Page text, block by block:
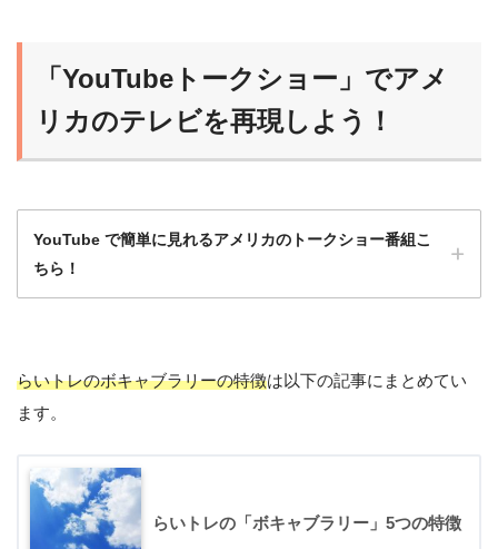
らいおん
慣れれば、だんだんスクリプトなしで聞ける
ようになるよ！
「YouTubeトークショー」でアメ
リカのテレビを再現しよう！
YouTube で簡単に見れるアメリカのトークショー番組こ
ちら！
洋画や海外ドラマももちろんいいけど、トー
クショーは会話がほとんど途切れず、発話量
らいトレのボキャブラリーの特徴は以下の記事にまとめてい
ます。
らいトレの「ボキャブラリー」5つの特徴